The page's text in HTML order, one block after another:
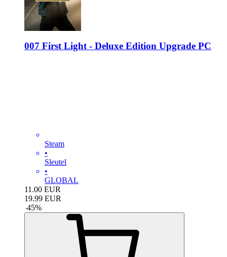
007 First Light - Deluxe Edition Upgrade PC
Steam
•
Sleutel
•
GLOBAL
11.00 EUR
19.99 EUR
-45%